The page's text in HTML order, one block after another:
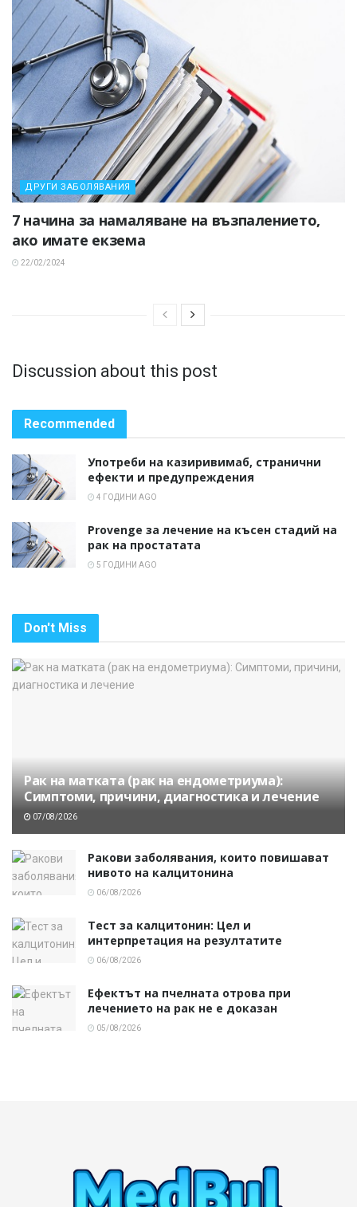
ДРУГИ ЗАБОЛЯВАНИЯ
7 начина за намаляване на възпалението,
ако имате екзема
22/02/2024
Discussion about this post
Recommended
Употреби на казиривимаб, странични
ефекти и предупреждения
4 ГОДИНИ AGO
Provenge за лечение на късен стадий на
рак на простатата
5 ГОДИНИ AGO
Don't Miss
Рак на матката (рак на ендометриума):
Симптоми, причини, диагностика и лечение
07/08/2026
Ракови заболявания, които повишават
нивото на калцитонина
06/08/2026
Тест за калцитонин: Цел и
интерпретация на резултатите
06/08/2026
Ефектът на пчелната отрова при
лечението на рак не е доказан
05/08/2026